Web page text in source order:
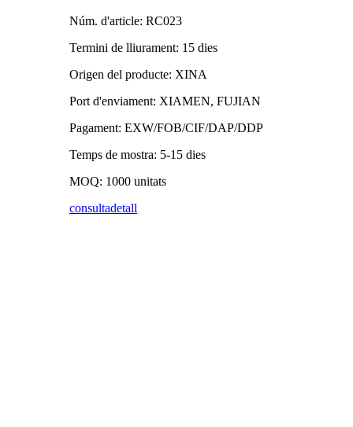
Núm. d'article: RC023
Termini de lliurament: 15 dies
Origen del producte: XINA
Port d'enviament: XIAMEN, FUJIAN
Pagament: EXW/FOB/CIF/DAP/DDP
Temps de mostra: 5-15 dies
MOQ: 1000 unitats
consultadetall